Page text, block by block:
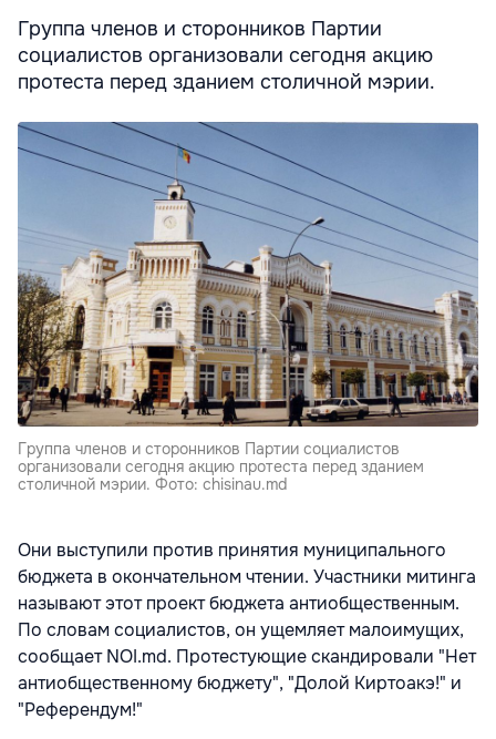
Группа членов и сторонников Партии
социалистов организовали сегодня акцию
протеста перед зданием столичной мэрии.
Группа членов и сторонников Партии социалистов
организовали сегодня акцию протеста перед зданием
столичной мэрии. Фото: chisinau.md
Они выступили против принятия муниципального
бюджета в окончательном чтении. Участники митинга
называют этот проект бюджета антиобщественным.
По словам социалистов, он ущемляет малоимущих,
сообщает NOI.md. Протестующие скандировали "Нет
антиобщественному бюджету", "Долой Киртоакэ!" и
"Референдум!"